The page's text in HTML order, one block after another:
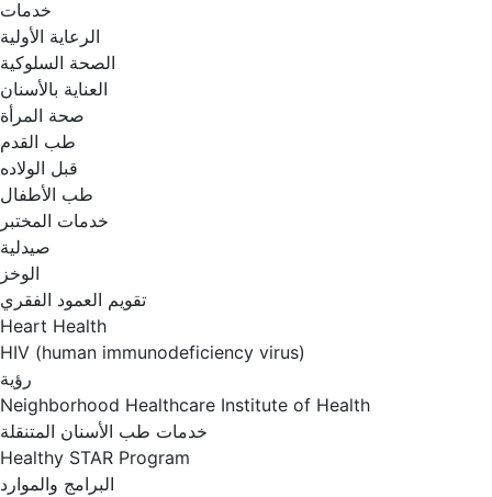
خدمات
الرعاية الأولية
الصحة السلوكية
العناية بالأسنان
صحة المرأة
طب القدم
قبل الولاده
طب الأطفال
خدمات المختبر
صيدلية
الوخز
تقويم العمود الفقري
Heart Health
HIV (human immunodeficiency virus)
رؤية
Neighborhood Healthcare Institute of Health
خدمات طب الأسنان المتنقلة
Healthy STAR Program
البرامج والموارد